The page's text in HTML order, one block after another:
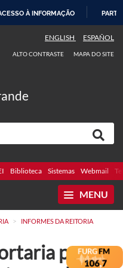
À INFORMAÇÃO
ENGLISH ESPAÑOL
ALTO CONTRASTE MAPA DO SITE
Biblioteca Sistemas Webmail
MENU
> INFORMES DA REITORIA
para